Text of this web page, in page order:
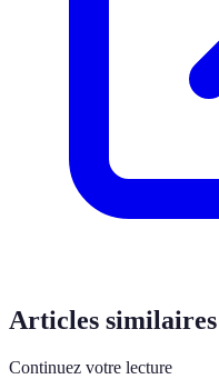
Articles similaires
Continuez votre lecture